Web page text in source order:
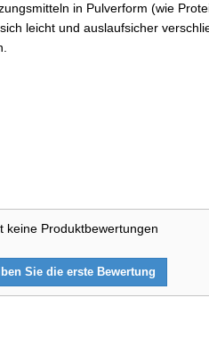
in Pulverform (wie
leicht und auslaufsicher
keine Produktbewertungen
Sie die erste Bewertung